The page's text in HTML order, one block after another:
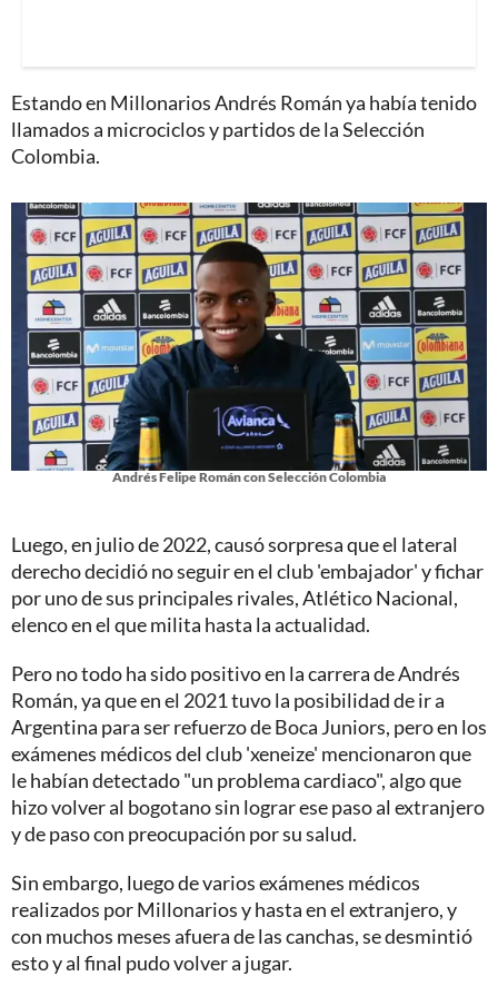
Estando en Millonarios Andrés Román ya había tenido
llamados a microciclos y partidos de la Selección
Colombia.
Andrés Felipe Román con Selección Colombia
Luego, en julio de 2022, causó sorpresa que el lateral
derecho decidió no seguir en el club 'embajador' y fichar
por uno de sus principales rivales, Atlético Nacional,
elenco en el que milita hasta la actualidad.
Pero no todo ha sido positivo en la carrera de Andrés
Román, ya que en el 2021 tuvo la posibilidad de ir a
Argentina para ser refuerzo de Boca Juniors, pero en los
exámenes médicos del club 'xeneize' mencionaron que
le habían detectado "un problema cardiaco", algo que
hizo volver al bogotano sin lograr ese paso al extranjero
y de paso con preocupación por su salud.
Sin embargo, luego de varios exámenes médicos
realizados por Millonarios y hasta en el extranjero, y
con muchos meses afuera de las canchas, se desmintió
esto y al final pudo volver a jugar.